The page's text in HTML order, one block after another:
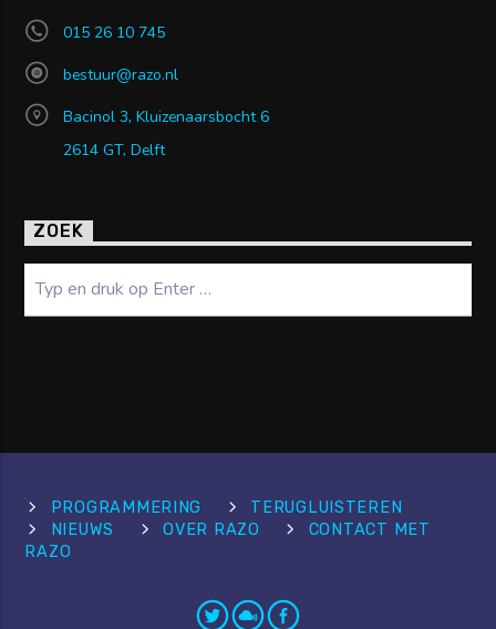
015 26 10 745
bestuur@razo.nl
Bacinol 3, Kluizenaarsbocht 6
2614 GT, Delft
ZOEK
PROGRAMMERING
TERUGLUISTEREN
NIEUWS
OVER RAZO
CONTACT MET
RAZO